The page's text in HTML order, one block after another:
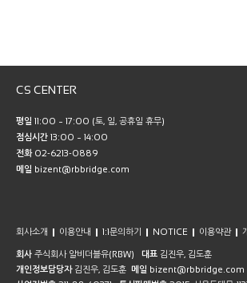
CS CENTER
평일 11:00 ~ 17:00 (토, 일, 공휴일 휴무)
점심시간 13:00 ~ 14:00
전화02-6213-0889
메일 bizent@rbbridge.com
회사소개 이용안내 1:1문의하기 NOTICE 이용약관
회사 주식회사 알비더블유(RBW) 대표 김진우, 김도훈
개인정보담당자김진우, 김도훈 메일 bizent@rbbridge.com